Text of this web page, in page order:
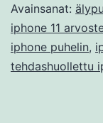
Avainsanat:
iphone 11
iphone puhelin,
tehdashuollettu